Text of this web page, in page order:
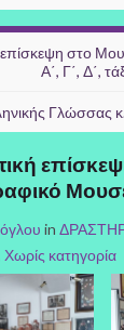
επίσκεψη στο
Α΄, Γ΄, Δ΄,
Γλώσσας
in
Χωρίς κατηγορία